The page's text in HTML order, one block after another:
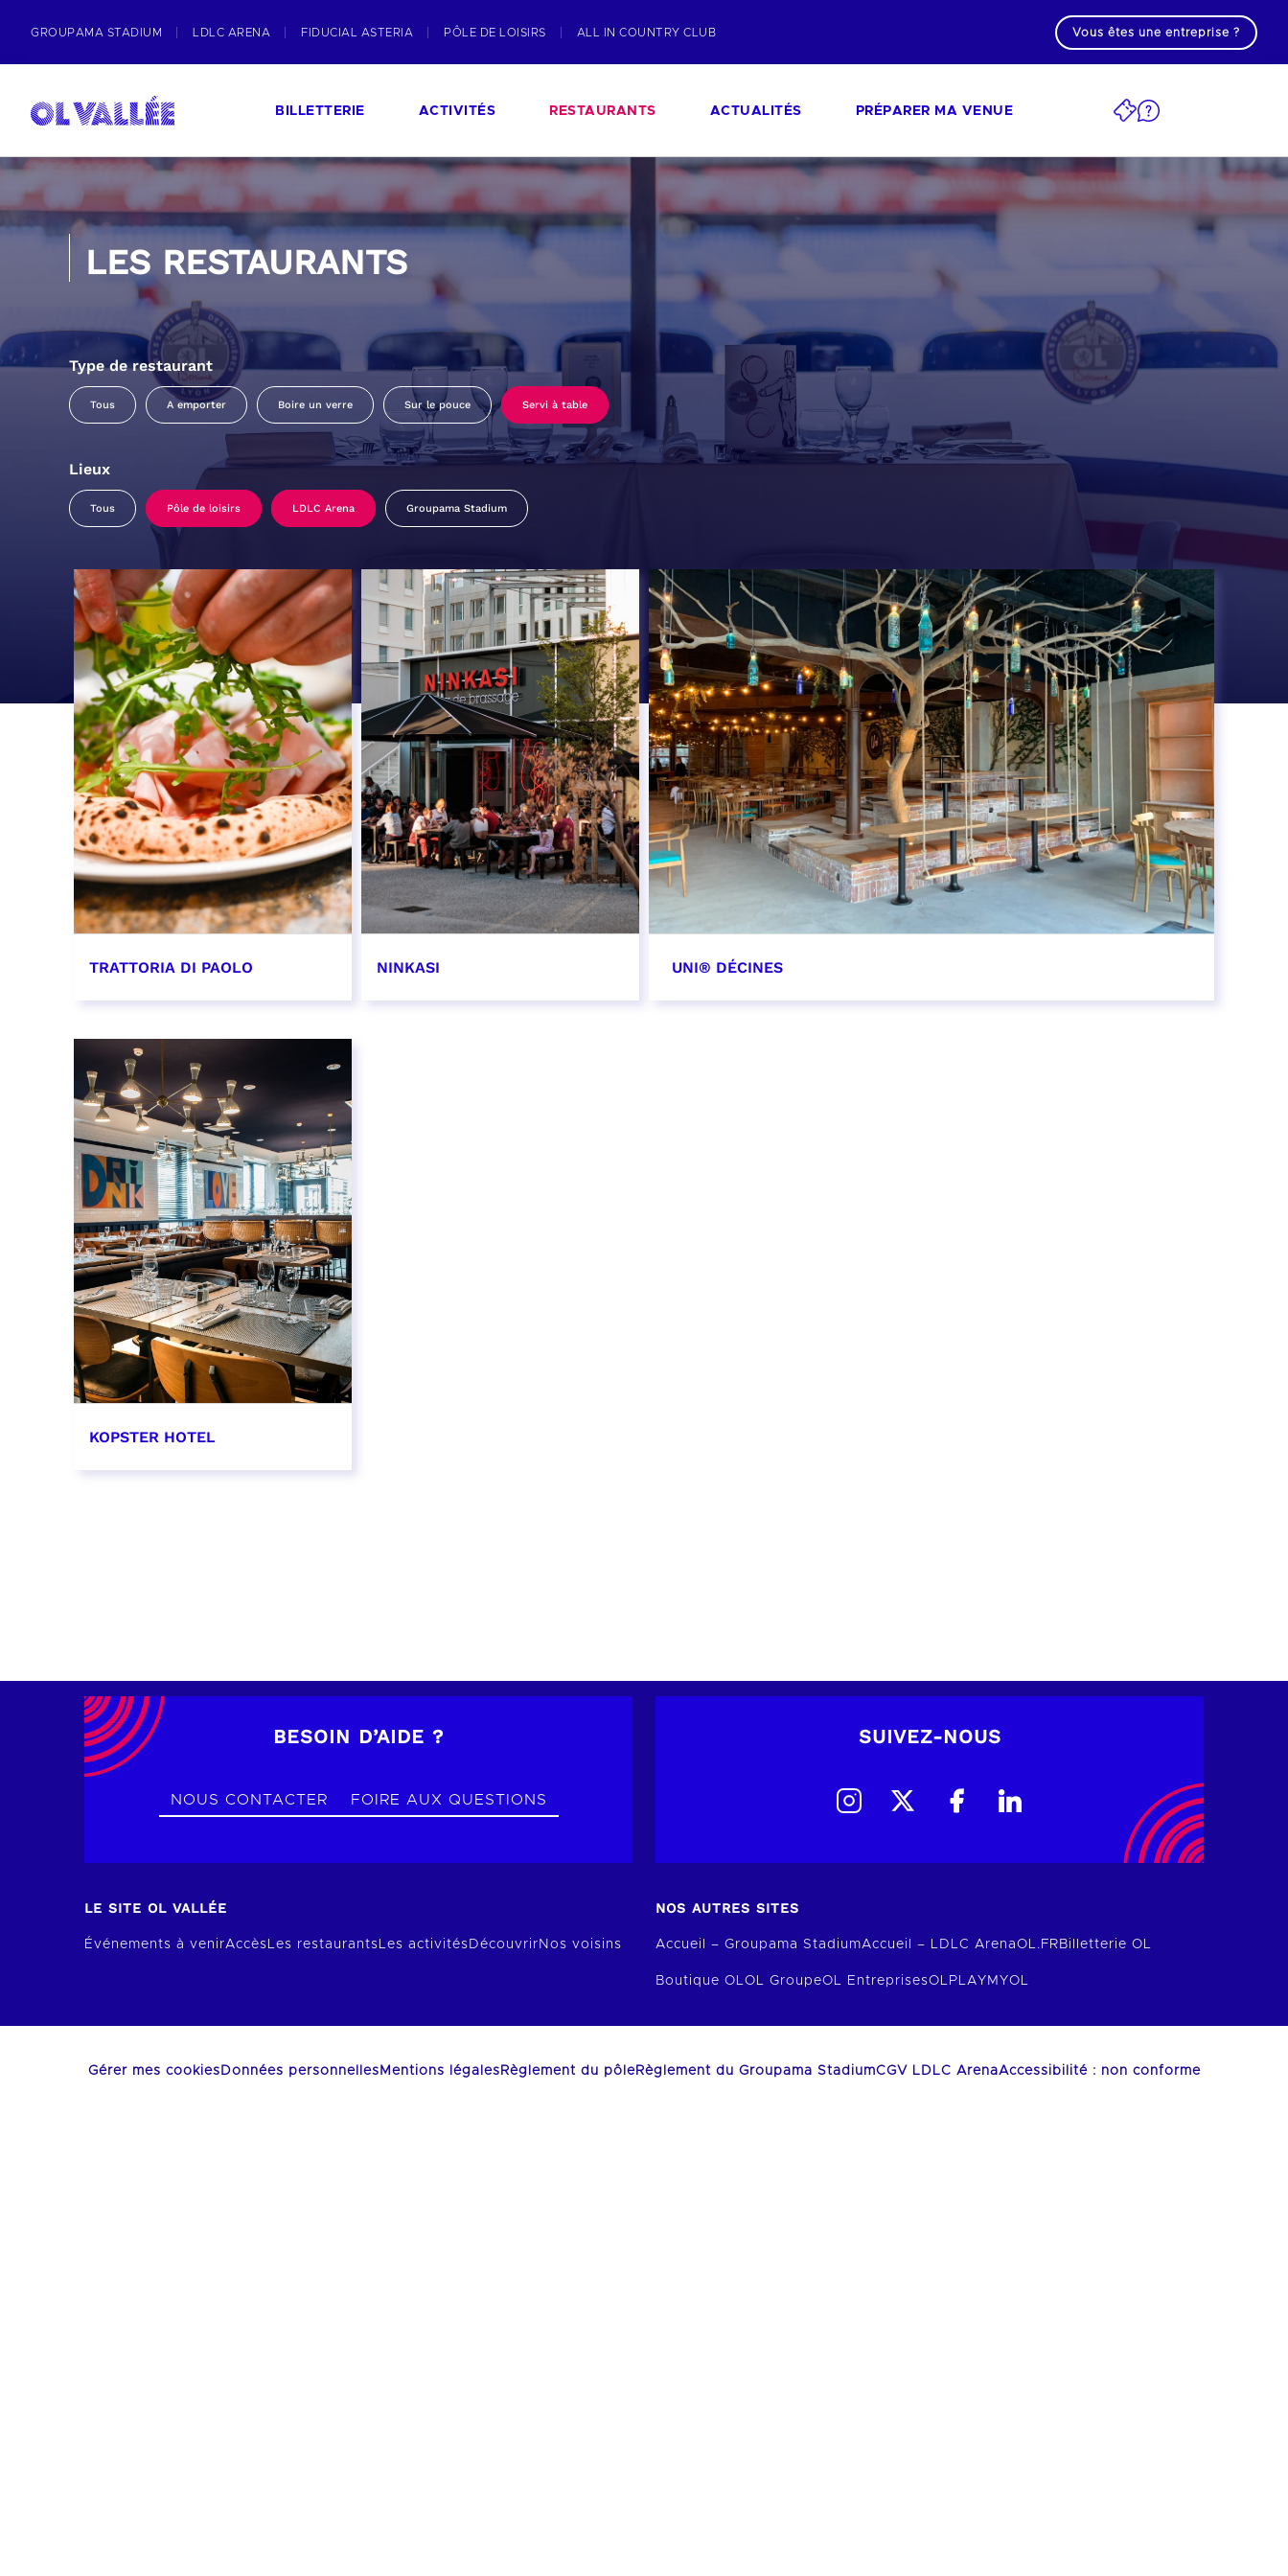
GROUPAMA STADIUM LDLC ARENA FIDUCIAL ASTERIA PÔLE DE LOISIRS ALL IN COUNTRY CLUB Vous êtes une entreprise ?
BILLETTERIE ACTIVITÉS RESTAURANTS ACTUALITÉS PRÉPARER MA VENUE
LES RESTAURANTS
Type de restaurant
Tous A emporter Boire un verre Sur le pouce Servi à table
Lieux
Tous Pôle de loisirs LDLC Arena Groupama Stadium
TRATTORIA DI PAOLO
EN SAVOIR PLUS
NINKASI UNI® DÉCINES
KOPSTER HOTEL
BESOIN D’AIDE ?
NOUS CONTACTER FOIRE AUX QUESTIONS
SUIVEZ-NOUS
LE SITE OL VALLÉE
Événements à venirAccèsLes restaurantsLes activités Découvrir Nos voisins
NOS AUTRES SITES
Accueil – Groupama StadiumAccueil – LDLC ArenaOL.FR Billetterie OL
Boutique OLOL GroupeOL EntreprisesOLPLAY MYOL
Gérer mes cookies Données personnelles Mentions légales Règlement du pôleRèglement du Groupama StadiumCGV LDLC ArenaAccessibilité : non conforme